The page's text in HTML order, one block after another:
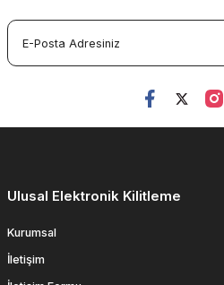
Ulusal Elektronik Kilitleme
Kurumsal
İletişim